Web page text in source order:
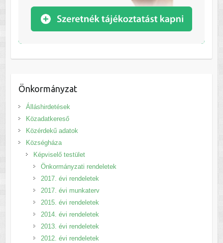
Önkormányzat
Álláshirdetések
Közadatkereső
Közérdekű adatok
Községháza
Képviselő testület
Önkormányzati rendeletek
2017. évi rendeletek
2017. évi munkaterv
2015. évi rendeletek
2014. évi rendeletek
2013. évi rendeletek
2012. évi rendeletek